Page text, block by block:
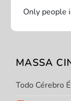
ç
o
d
Only people
MASSA
Todo Cérebro